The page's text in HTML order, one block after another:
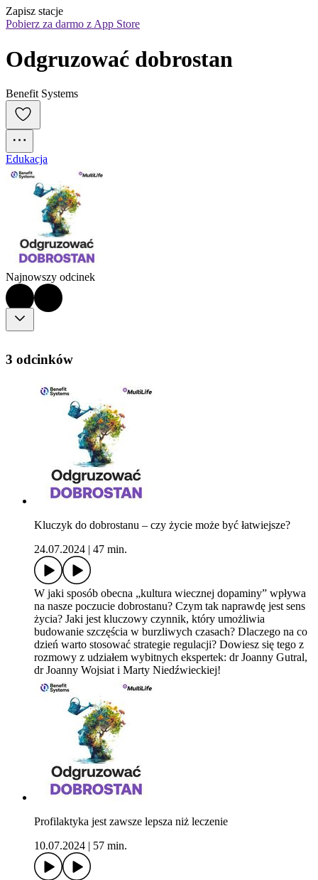
Zapisz stacje
Pobierz za darmo z App Store
Odgruzować dobrostan
Benefit Systems
Edukacja
Najnowszy odcinek
3 odcinków
Kluczyk do dobrostanu – czy życie może być łatwiejsze?
24.07.2024
47 min.
W jaki sposób obecna „kultura wiecznej dopaminy” wpływa
na nasze poczucie dobrostanu? Czym tak naprawdę jest sens
życia? Jaki jest kluczowy czynnik, który umożliwia
budowanie szczęścia w burzliwych czasach? Dlaczego na co
dzień warto stosować strategie regulacji? Dowiesz się tego z
rozmowy z udziałem wybitnych ekspertek: dr Joanny Gutral,
dr Joanny Wojsiat i Marty Niedźwieckiej!
Profilaktyka jest zawsze lepsza niż leczenie
10.07.2024
57 min.